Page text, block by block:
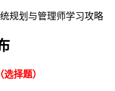
择题）